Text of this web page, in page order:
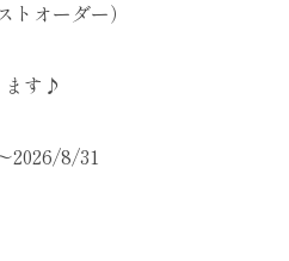
オーダー）
ます♪
2026/8/31